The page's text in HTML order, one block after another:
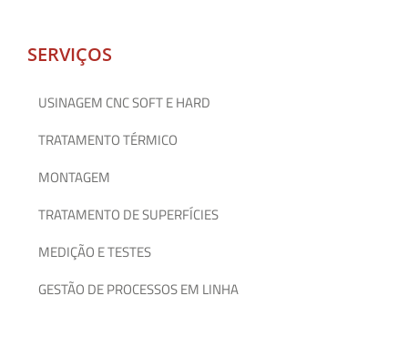
SERVIÇOS
USINAGEM CNC SOFT E HARD
TRATAMENTO TÉRMICO
MONTAGEM
TRATAMENTO DE SUPERFÍCIES
MEDIÇÃO E TESTES
GESTÃO DE PROCESSOS EM LINHA